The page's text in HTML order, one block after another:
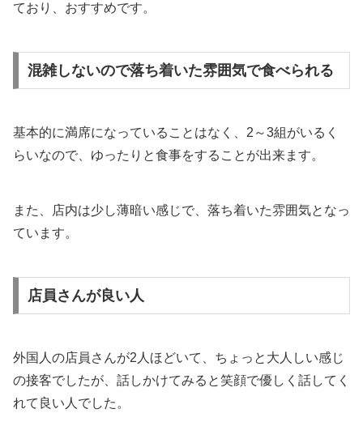
ており、おすすめです。
混雑しないので落ち着いた雰囲気で食べられる
基本的に満席になっていることはなく、2～3組がいるく
らいなので、ゆったりと食事をすることが出来ます。
また、店内は少し薄暗い感じで、落ち着いた雰囲気となっ
ています。
店員さんが良い人
外国人の店員さんが2人ほどいて、ちょっと大人しい感じ
の接客でしたが、話しかけてみると笑顔で優しく話してく
れて良い人でした。